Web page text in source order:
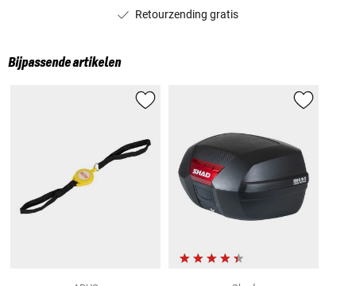
Retourzending gratis
Bijpassende artikelen